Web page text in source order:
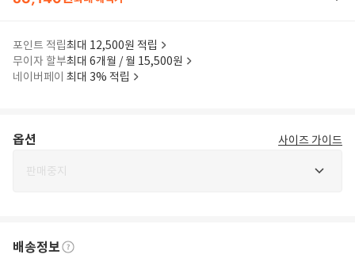
포인트 적립최대 12,500원 적립
무이자 할부최대 6개월 / 월 15,500원
네이버페이 최대 3% 적립
옵션 사이즈 가이드
판매중지
배송정보